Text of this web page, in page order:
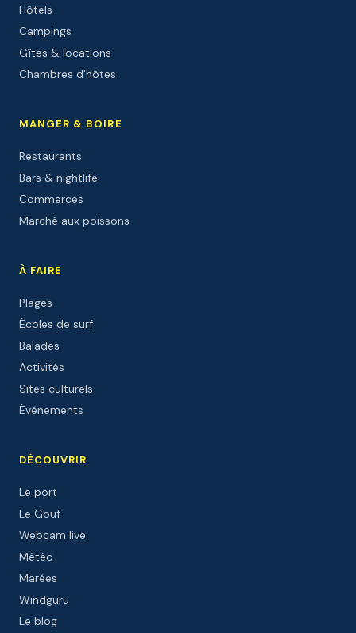
Hôtels
Campings
Gîtes & locations
Chambres d'hôtes
MANGER & BOIRE
Restaurants
Bars & nightlife
Commerces
Marché aux poissons
À FAIRE
Plages
Écoles de surf
Balades
Activités
Sites culturels
Événements
DÉCOUVRIR
Le port
Le Gouf
Webcam live
Météo
Marées
Windguru
Le blog